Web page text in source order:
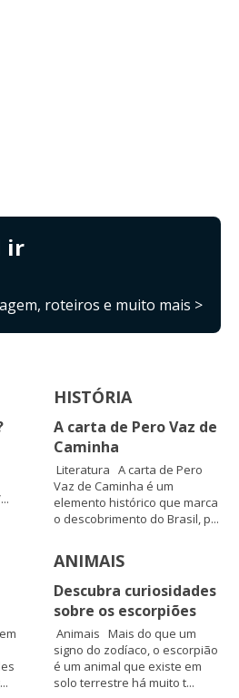
ir
roteiros e muito mais >
HISTÓRIA
A carta de Pero Vaz de
Caminha
Literatura A carta de Pero
Vaz de Caminha é um
elemento histórico que marca
o descobrimento do Brasil, p...
ANIMAIS
Descubra curiosidades
sobre os escorpiões
Animais Mais do que um
signo do zodíaco, o escorpião
é um animal que existe em
solo terrestre há muito t...